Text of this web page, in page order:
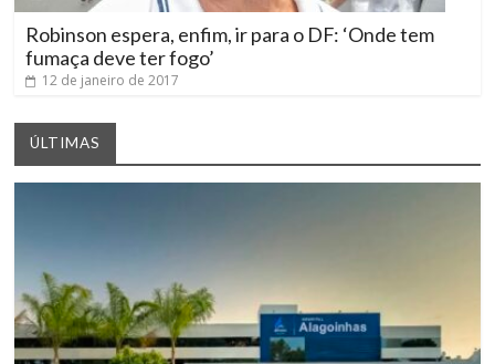
Robinson espera, enfim, ir para o DF: ‘Onde tem
fumaça deve ter fogo’
12 de janeiro de 2017
ÚLTIMAS